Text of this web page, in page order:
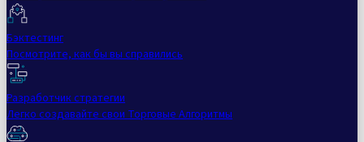
Бэктестинг
Посмотрите, как бы вы справились
Разработчик стратегии
Легко создавайте свои Торговые Алгоритмы